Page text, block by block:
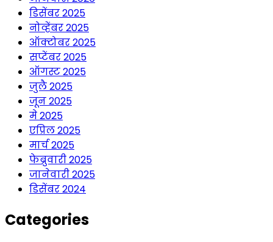
डिसेंबर 2025
नोव्हेंबर 2025
ऑक्टोबर 2025
सप्टेंबर 2025
ऑगस्ट 2025
जुलै 2025
जून 2025
मे 2025
एप्रिल 2025
मार्च 2025
फेब्रुवारी 2025
जानेवारी 2025
डिसेंबर 2024
Categories